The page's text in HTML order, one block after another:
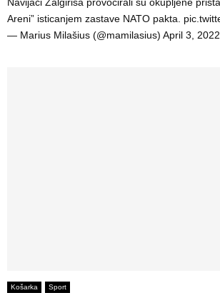
Areni” isticanjem zastave NATO pakta.
— Marius Milašius (@mamilasius) April 3, 2022
Košarka Sport